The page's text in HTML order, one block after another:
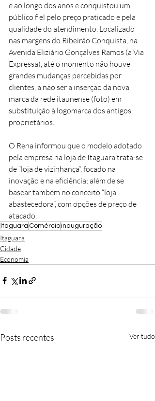
e ao longo dos anos e conquistou um
público fiel pelo preço praticado e pela
qualidade do atendimento. Localizado
nas margens do Ribeirão Conquista, na
Avenida Eliziário Gonçalves Ramos (a Via
Expressa), até o momento não houve
grandes mudanças percebidas por
clientes, a não ser a inserção da nova
marca da rede itaunense (foto) em
substituição à logomarca dos antigos
proprietários.
O Rena informou que o modelo adotado
pela empresa na loja de Itaguara trata-se
de “loja de vizinhança”, focado na
inovação e na eficiência; além de se
basear também no conceito “loja
abastecedora”, com opções de preço de
atacado.
Itaguara Comércioinauguração
Itaguara
Cidade
Economia
Posts recentes Ver tudo